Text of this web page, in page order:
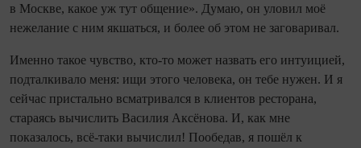
в Москве, какое уж тут общение». Думаю, он уловил моё
нежелание с ним якшаться, и более об этом не заговаривал.
Именно такое чувство, кто-то может назвать его интуицией,
подталкивало меня: ищи этого человека, он тебе нужен. И я
сейчас пристально всматривался в клиентов ресторана,
стараясь вычислить Василия Аксёнова. И, как мне
показалось, всё-таки вычислил! Пообедав, я пошёл к